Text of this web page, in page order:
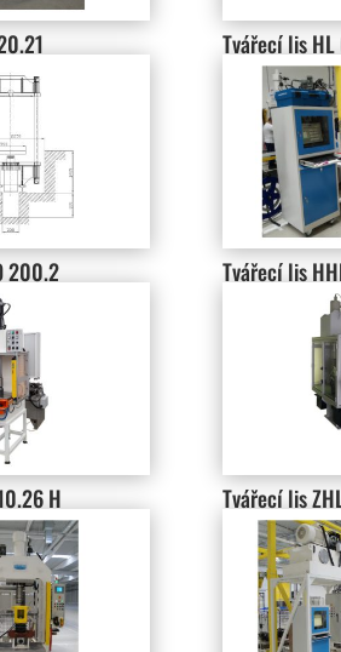
Tvářecí lis HL
200.2 Tvářecí lis
H Tvářecí lis